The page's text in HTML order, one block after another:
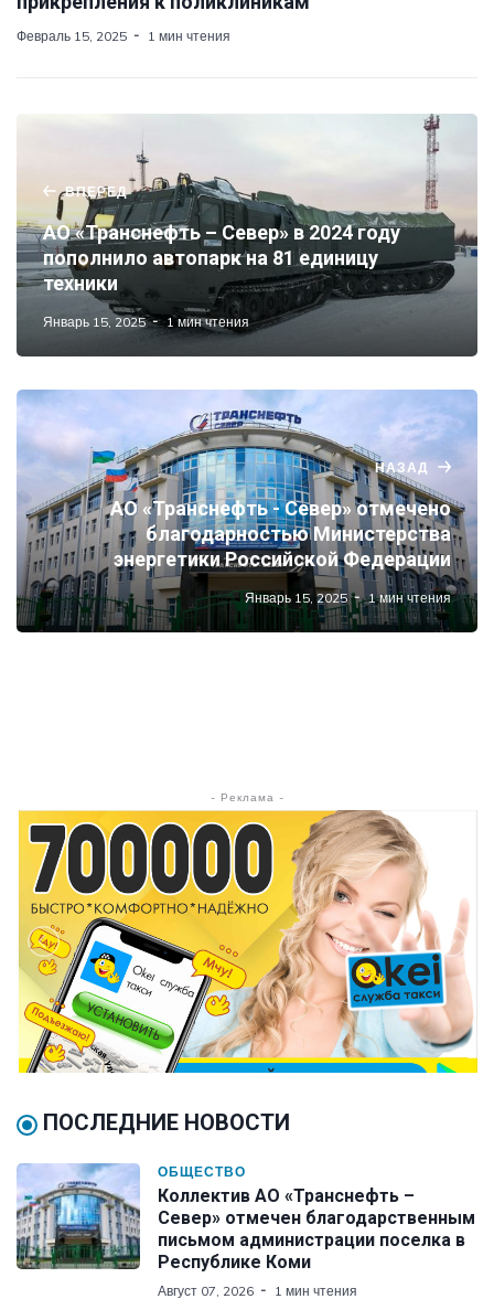
Февраль 15, 2025 1 мин чтения
ВПЕРЕД
АО «Транснефть – Север» в 2024 году
пополнило автопарк на 81 единицу
техники
Январь 15, 2025 1 мин чтения
НАЗАД
АО «Транснефть - Север» отмечено
благодарностью Министерства
энергетики Российской Федерации
Январь 15, 2025 1 мин чтения
- Реклама -
ПОСЛЕДНИЕ НОВОСТИ
ОБЩЕСТВО
Коллектив АО «Транснефть –
Север» отмечен благодарственным
письмом администрации поселка в
Республике Коми
Август 07, 2026 1 мин чтения